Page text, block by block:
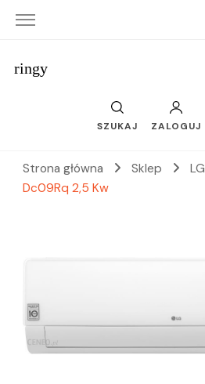
ringy
SZUKAJ ZALOGUJ
Strona główna Sklep LG
Dc09Rq 2,5 Kw